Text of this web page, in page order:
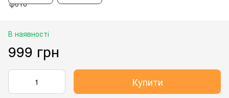
В наявності
999 грн
Купити